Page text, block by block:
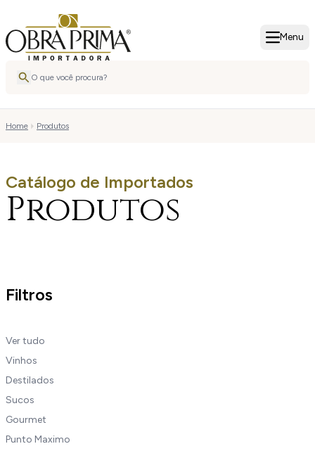
Menu
Home Produtos
Catálogo de Importados
Produtos
Filtros
Ver tudo
Vinhos
Destilados
Sucos
Gourmet
Punto Maximo